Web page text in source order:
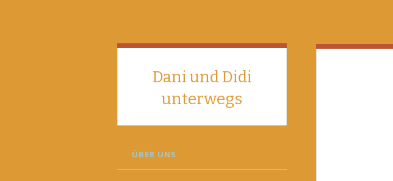
Dani und Didi
unterwegs
SKIP
TO
ÜBER UNS